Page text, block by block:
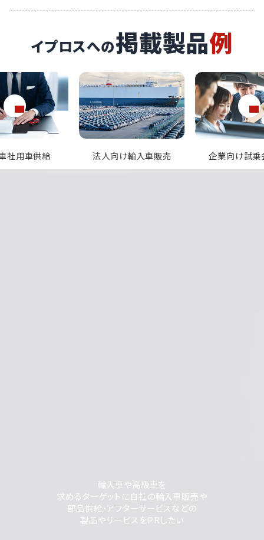
イプロスへの掲載製品例
輸入車販売 企業向け試乗会開催 特別仕様車
輸入車や高級車を
求めるターゲットに自社の輸入車販売や
部品供給・アフターサービスなどの
製品やサービスをPRしたい